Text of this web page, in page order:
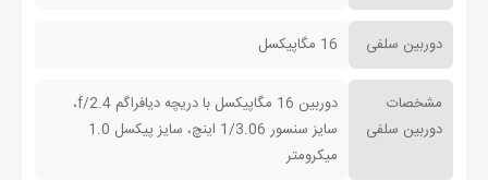
دوربین سلفی 16 مگاپیکسل
مشخصات
دوربین سلفی
دوربین 16 مگاپیکسل با دریچه دیافراگم f/2.4،
سایز سنسور 1/3.06 اینچ، سایز پیکسل 1.0
میکرومتر